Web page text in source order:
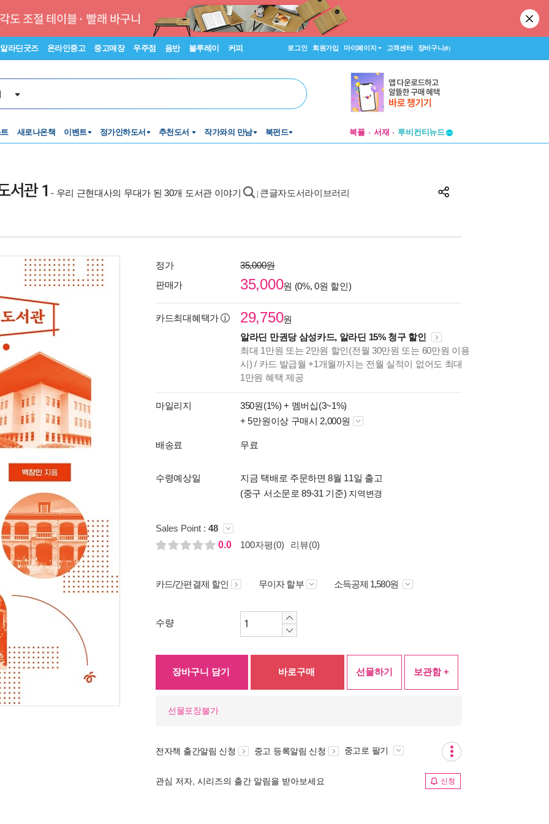
알라딘굿즈 온라인중고 중고매장 우주점 음반 블루레이 커피 로그인 회원가입 마이페이지 고객센터 장바구니(0)
새로나온책 이벤트 정가인하도서 추천도서 작가와의 만남 북펀드 북플 서재
창작플랫폼
서관 1 - 우리 근현대사의 무대가 된 30개 도서관 이야기 큰글자도서라이브러리
정가
35,000원
판매가
35,000원 (0%, 0원 할인)
카드최대혜택가 29,750원
알라딘 만권당 삼성카드, 알라딘 15% 청구 할인
최대 1만원 또는 2만원 할인(전월 30만원 또는 60만원 이용
시) / 카드 발급월 +1개월까지는 전월 실적이 없어도 최대
1만원 혜택 제공
마일리지 350원(1%) + 멤버십(3~1%)
+ 5만원이상 구매시 2,000원
배송료 무료
수령예상일
지금 택배로 주문하면 8월 11일 출고
(중구 서소문로 89-31 기준) 지역변경
Sales Point : 48
0.0
100자평(0) 리뷰(0)
카드/간편결제 할인 무이자 할부 소득공제 1,580원
수량
장바구니 담기 바로구매 선물하기 보관함 +
선물포장불가
전자책 출간알림 신청 중고 등록알림 신청 중고로 팔기
관심 저자, 시리즈의 출간 알림을 받아보세요 신청